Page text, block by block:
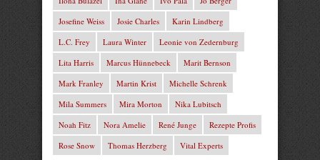
Josefine Weiss
Josie Charles
Karin Lindberg
L.C. Frey
Laura Winter
Leonie von Zedernburg
Lita Harris
Marcus Hünnebeck
Marit Bernson
Mark Franley
Martin Krist
Michelle Schrenk
Mila Summers
Mira Morton
Nika Lubitsch
Noah Fitz
Nora Amelie René Junge
Rezepte Profis
Rose Snow
Thomas Herzberg Vital Experts